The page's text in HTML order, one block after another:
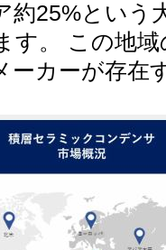
約25%という
す。 この地
ーカーが存在